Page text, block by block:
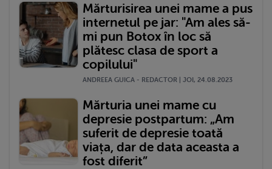
Mărturisirea unei mame a pus
internetul pe jar: "Am ales să-
mi pun Botox în loc să
plătesc clasa de sport a
copilului"
ANDREEA GUICA - REDACTOR | JOI, 24.08.2023
Mărturia unei mame cu
depresie postpartum: „Am
suferit de depresie toată
viața, dar de data aceasta a
fost diferit”